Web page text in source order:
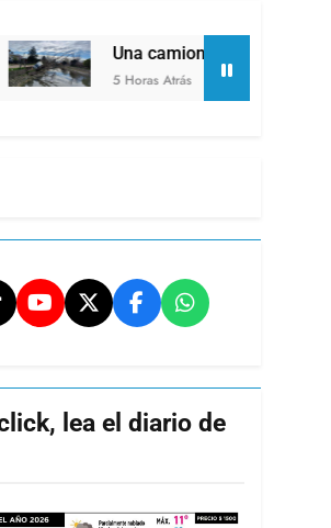
mudanzas casi cae al arroyo en Bernal
lea el diario de